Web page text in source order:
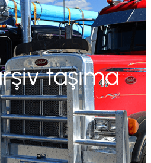
taşıma